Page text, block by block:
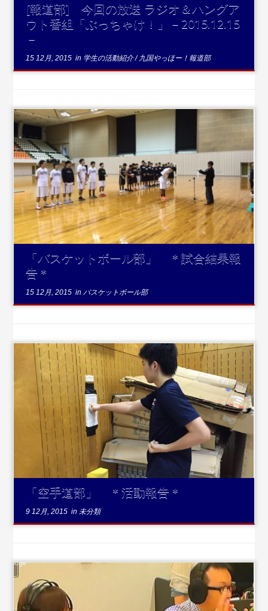
[報道部] 今回の放送 ラジオ＆ハングア
ウト番組「ぶっちゃけ！」－2015.12.15
－
15 12月, 2015 in 学生の活動紹介/九国やっほー！報道部
...続
きを読む
「バスケットボール部」 ＊試合結果報
告＊
15 12月, 2015 inバスケットボール部
...続きを読む
「空手道部」 ＊活動報告＊
9 12月, 2015 in未分類